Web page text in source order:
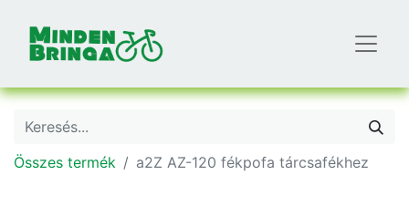
Összes termék a2Z AZ-120 fékpofa tárcsafékhez